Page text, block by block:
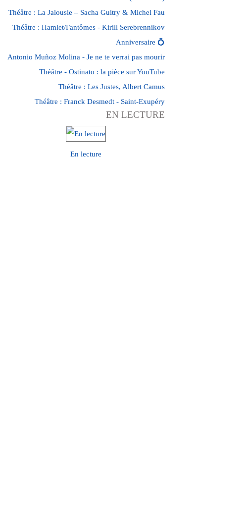
Théâtre : La Jalousie – Sacha Guitry & Michel Fau
Théâtre : Hamlet/Fantômes - Kirill Serebrennikov
Anniversaire 💍
Antonio Muñoz Molina - Je ne te verrai pas mourir
Théâtre - Ostinato : la pièce sur YouTube
Théâtre : Les Justes, Albert Camus
Théâtre : Franck Desmedt - Saint-Exupéry
EN LECTURE
En lecture